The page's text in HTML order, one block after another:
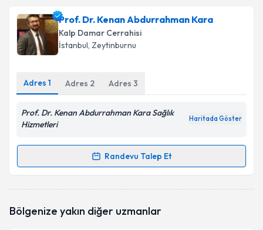
Prof. Dr. Kenan Abdurrahman Kara
Kalp Damar Cerrahisi
İstanbul, Zeytinburnu
Adres 1 Adres 2 Adres 3
Prof. Dr. Kenan Abdurrahman Kara Sağlık
Hizmetleri
Haritada Göster
Randevu Talep Et
Randevu Takvimi Talebi
takvimi talebi oluşturun. Size bu uzmandan randevu
Bölgenize yakın diğer uzmanlar